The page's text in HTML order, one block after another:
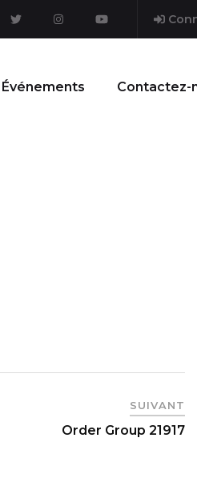
Événements Contactez-
SUIVANT
Order Group 21917